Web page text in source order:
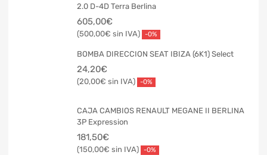
2.0 D-4D Terra Berlina
605,00€
500,00€ -0%
BOMBA DIRECCION SEAT IBIZA (6K1) Select
24,20€
20,00€ -0%
CAJA CAMBIOS RENAULT MEGANE II BERLINA
3P Expression
181,50€
150,00€ -0%